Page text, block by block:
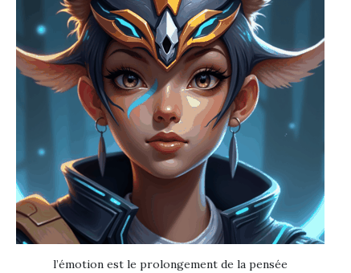
l’émotion est le prolongement de la pensée